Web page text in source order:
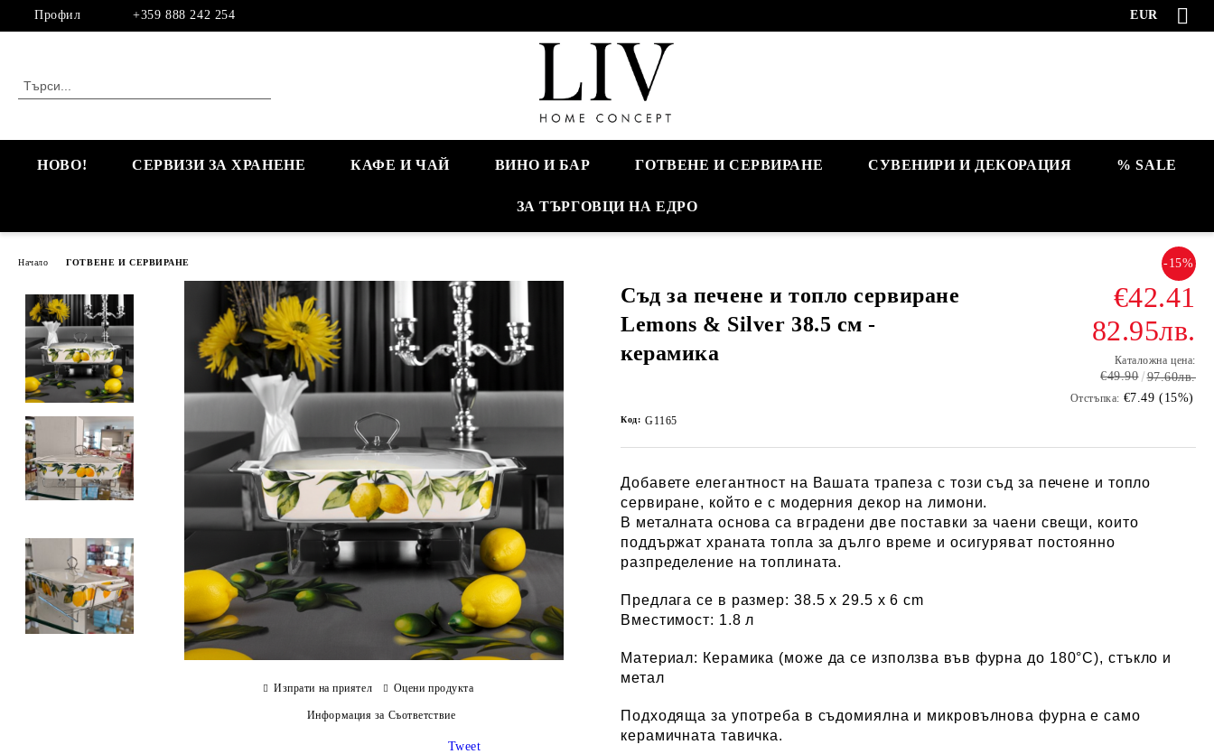
Профил +359 888 242 254 EUR
НОВО! СЕРВИЗИ ЗА ХРАНЕНЕ КАФЕ И ЧАЙ ВИНО И БАР ГОТВЕНЕ И СЕРВИРАНЕ СУВЕНИРИ И ДЕКОРАЦИЯ % SALE
ЗА ТЪРГОВЦИ НА ЕДРО
Начало ГОТВЕНЕ И СЕРВИРАНЕ
Съд за печене и топло сервиране
Lemons & Silver 38.5 см -
керамика
-15%
€42.41
82.95лв.
Каталожна цена:
€49.90 97.60лв.
Отстъпка: €7.49 (15%)
Код: G1165
Добавете елегантност на Вашата трапеза с този съд за печене и топло
сервиране, който е с модерния декор на лимони.
В металната основа са вградени две поставки за чаени свещи, които
поддържат храната топла за дълго време и осигуряват постоянно
разпределение на топлината.
Предлага се в размер: 38.5 x 29.5 х 6 cm
Вместимост: 1.8 л
Материал: Керамика (може да се използва във фурна до 180°C), стъкло и
метал
Подходяща за употреба в съдомиялна и микровълнова фурна е само
керамичната тавичка.
Изпрати на приятел Оцени продукта
Информация за Съответствие
Tweet